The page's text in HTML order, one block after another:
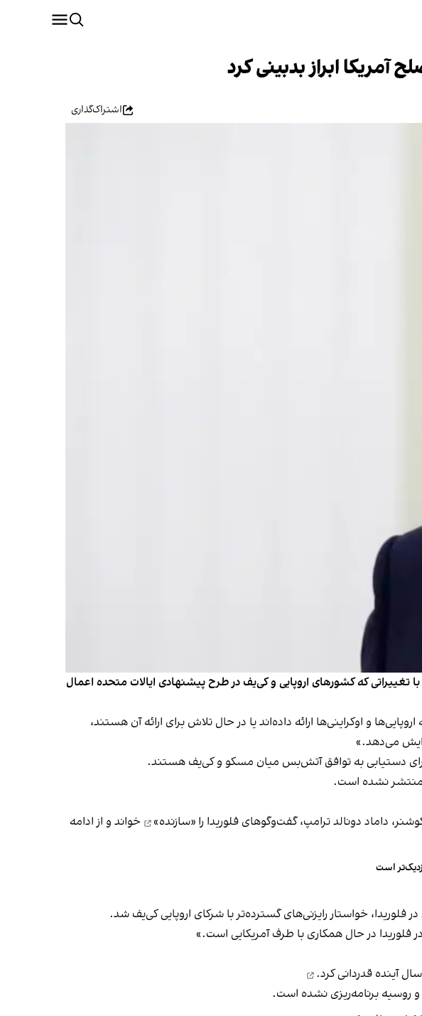
ابراز بدبینی کرد
اشتراک‌گذاری
که کشورهای اروپایی و کی‌یف در طرح پیشنهادی ایالات متحده اعمال
هستم پیشنهادهایی که اروپایی‌ها و اوکراینی‌ها ارائه داده‌اند یا در حال تلاش برای ارائه آن هستند،
می‌دهد.»
برای دستیابی به توافق آتش‌بس میان مسکو و کی‌یف هستند.
منتشر نشده است.
داماد دونالد ترامپ، گفت‌وگوهای فلوریدا را «سازنده»
خواند و از ادامه
است
فلوریدا در حال همکاری با طرف آمریکایی است.»
قدردانی کرد.
و روسیه برنامه‌ریزی نشده است.